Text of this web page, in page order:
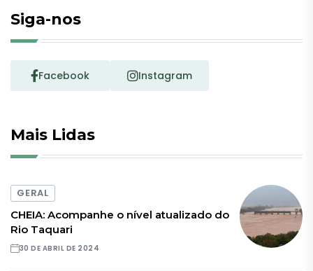
Siga-nos
Facebook Instagram
Mais Lidas
GERAL
CHEIA: Acompanhe o nível atualizado do
Rio Taquari
30 DE ABRIL DE 2024